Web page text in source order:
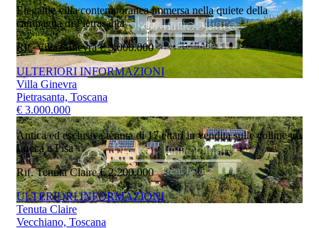
Elegante villa contemporanea immersa nella quiete della
campagna di Pietrasanta
Rif. Villa Ginevra€ 3.000.000
ULTERIORI INFORMAZIONI
Villa Ginevra
Pietrasanta, Toscana
€ 3.000.000
Antica ed esclusiva tenuta di 17 ettari in vendita sulle colline tra
Lucca e Pisa
Rif. Tenuta Claire€ 2.200.000
ULTERIORI INFORMAZIONI
Tenuta Claire
Vecchiano, Toscana